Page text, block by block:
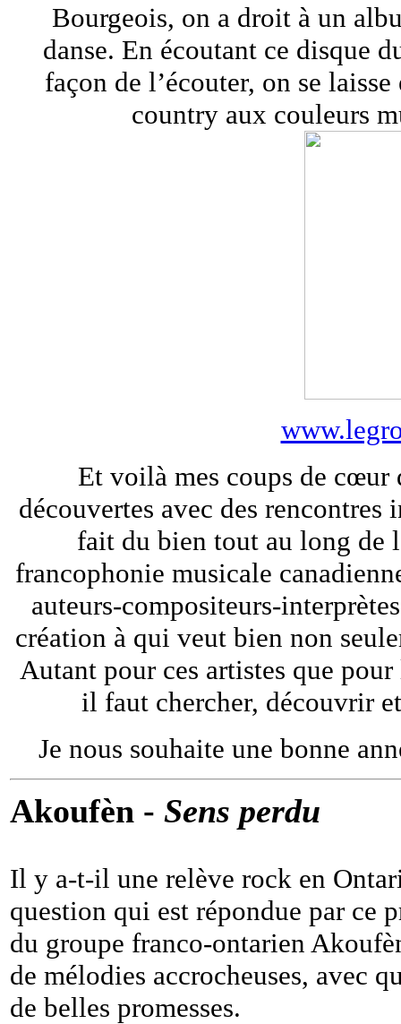
Bourgeois, on a droit à un
danse. En écoutant ce disque
façon de l’écouter, on se
country aux couleurs
Et voilà mes coups de cœur
découvertes avec des
fait du bien tout au long de
francophonie musicale
auteurs-compositeurs-
création à qui veut bien non
Autant pour ces artistes que
il faut chercher, découvrir
Je nous souhaite une bonne
Akoufèn - Sens perdu
Il y a-t-il une relève rock en
question qui est répondue par ce
du groupe franco-ontarien
de mélodies accrocheuses, avec
de belles promesses.